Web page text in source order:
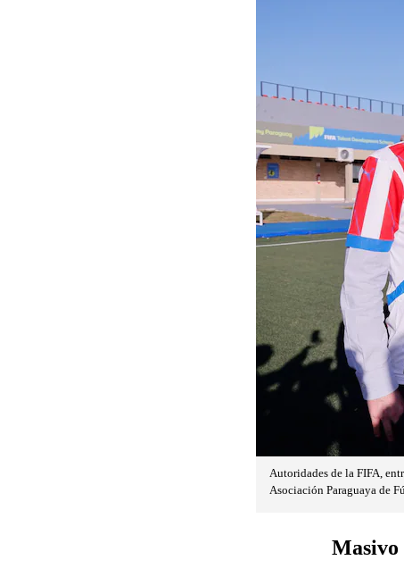
Autoridades de la FIFA,
Asociación Paraguaya de
Masivo